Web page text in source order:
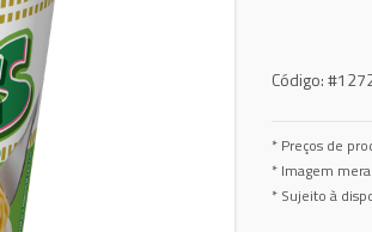
Código:
* Preços de
* Imagem
* Sujeito à